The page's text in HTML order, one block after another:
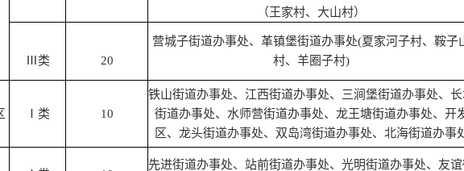
（王家村、大山村）
Ⅲ类 20
营城子街道办事处、革镇堡街道办事处(夏家河子村、鞍子
村、羊圈子村)
Ⅰ类 10
铁山街道办事处、江西街道办事处、三涧堡街道办事处、
街道办事处、水师营街道办事处、龙王塘街道办事处、开
区、龙头街道办事处、双岛湾街道办事处、北海街道办事
先进街道办事处、站前街道办事处、光明街道办事处、友